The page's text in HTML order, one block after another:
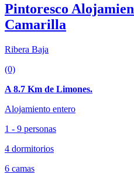
Pintoresco
Camarilla
Ribera Baja
(0)
A 8.7 Km de Limones.
Alojamiento entero
1 - 9 personas
4 dormitorios
6 camas